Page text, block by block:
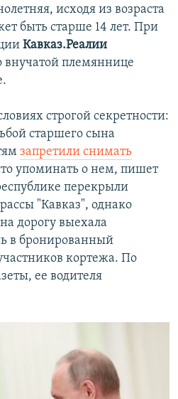
исходя из возраста
быть старше 14 лет. При
Кавказ.Реалии
внучатой племяннице
строгой секретности:
старшего сына
запретили снимать
упоминать о нем, пишет
перекрыли
"Кавказ", однако
дорогу выехала
в бронированный
кортежа. По
ее водителя